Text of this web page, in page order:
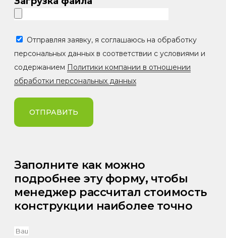
Отправляя заявку, я соглашаюсь на обработку
персональных данных в соответствии с условиями и
содержанием Политики компании в отношении
обработки персональных данных
ОТПРАВИТЬ
Заполните как можно
подробнее эту форму, чтобы
менеджер рассчитал стоимость
конструкции наиболее точно